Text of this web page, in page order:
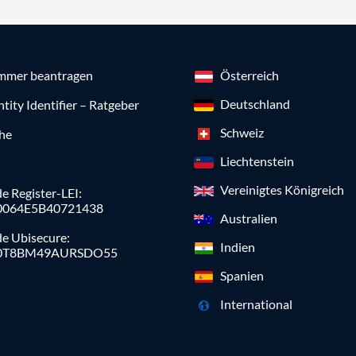
beantragen
Identifier – Ratgeber
Register-LEI:
Ubisecure:
Österreich
Deutschland
Schweiz
Liechtenstein
Vereinigtes Königreich
Australien
Indien
Spanien
International